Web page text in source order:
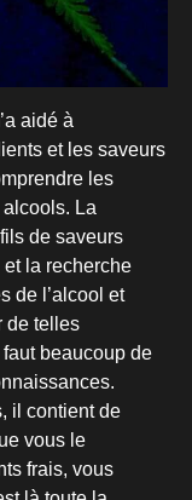
aidé à
et les saveurs
les
La
de saveurs
la recherche
de l’alcool et
de telles
beaucoup de
il contient de
vous le
frais, vous